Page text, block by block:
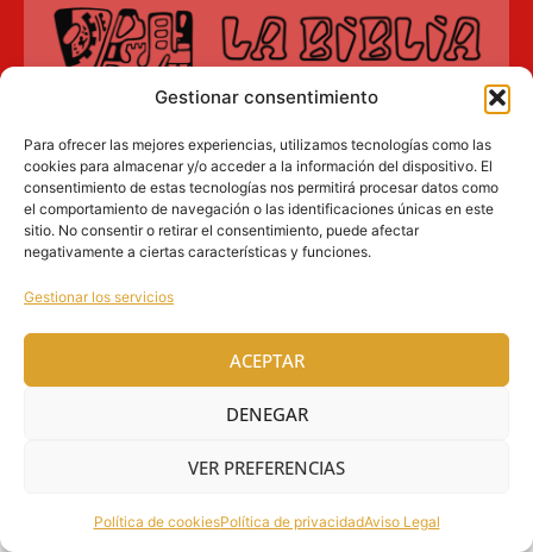
Gestionar consentimiento
Para ofrecer las mejores experiencias, utilizamos tecnologías como las
cookies para almacenar y/o acceder a la información del dispositivo. El
consentimiento de estas tecnologías nos permitirá procesar datos como
el comportamiento de navegación o las identificaciones únicas en este
sitio. No consentir o retirar el consentimiento, puede afectar
negativamente a ciertas características y funciones.
Gestionar los servicios
ACEPTAR
DENEGAR
VER PREFERENCIAS
Política de cookiesPolítica de privacidadAviso Legal
Política de privacidad
Política de cookies (UE)
Internacional · C/ Protasio Gómez, 15. 28027
MADRID
Tlfs. +34 609 930 390 | +34 91 742 5113 ·
ventasinternacional@sobicain.org